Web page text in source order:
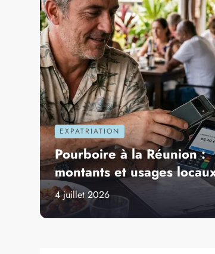
L’ÎLE DE LA RÉUNION